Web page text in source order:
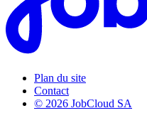
Plan du site
Contact
© 2026 JobCloud SA